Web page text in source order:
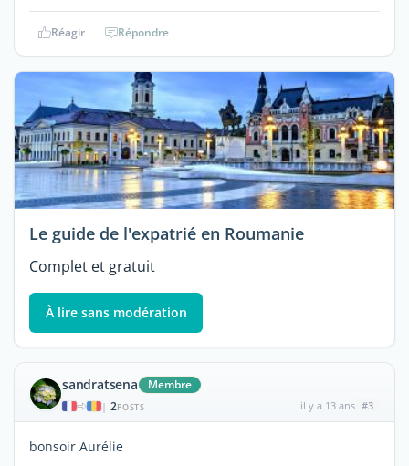
Réagir Répondre
Le guide de l'expatrié en Roumanie
Complet et gratuit
À lire sans modération
sandratsena Membre
| 2POSTS il y a 13 ans #3
bonsoir Aurélie